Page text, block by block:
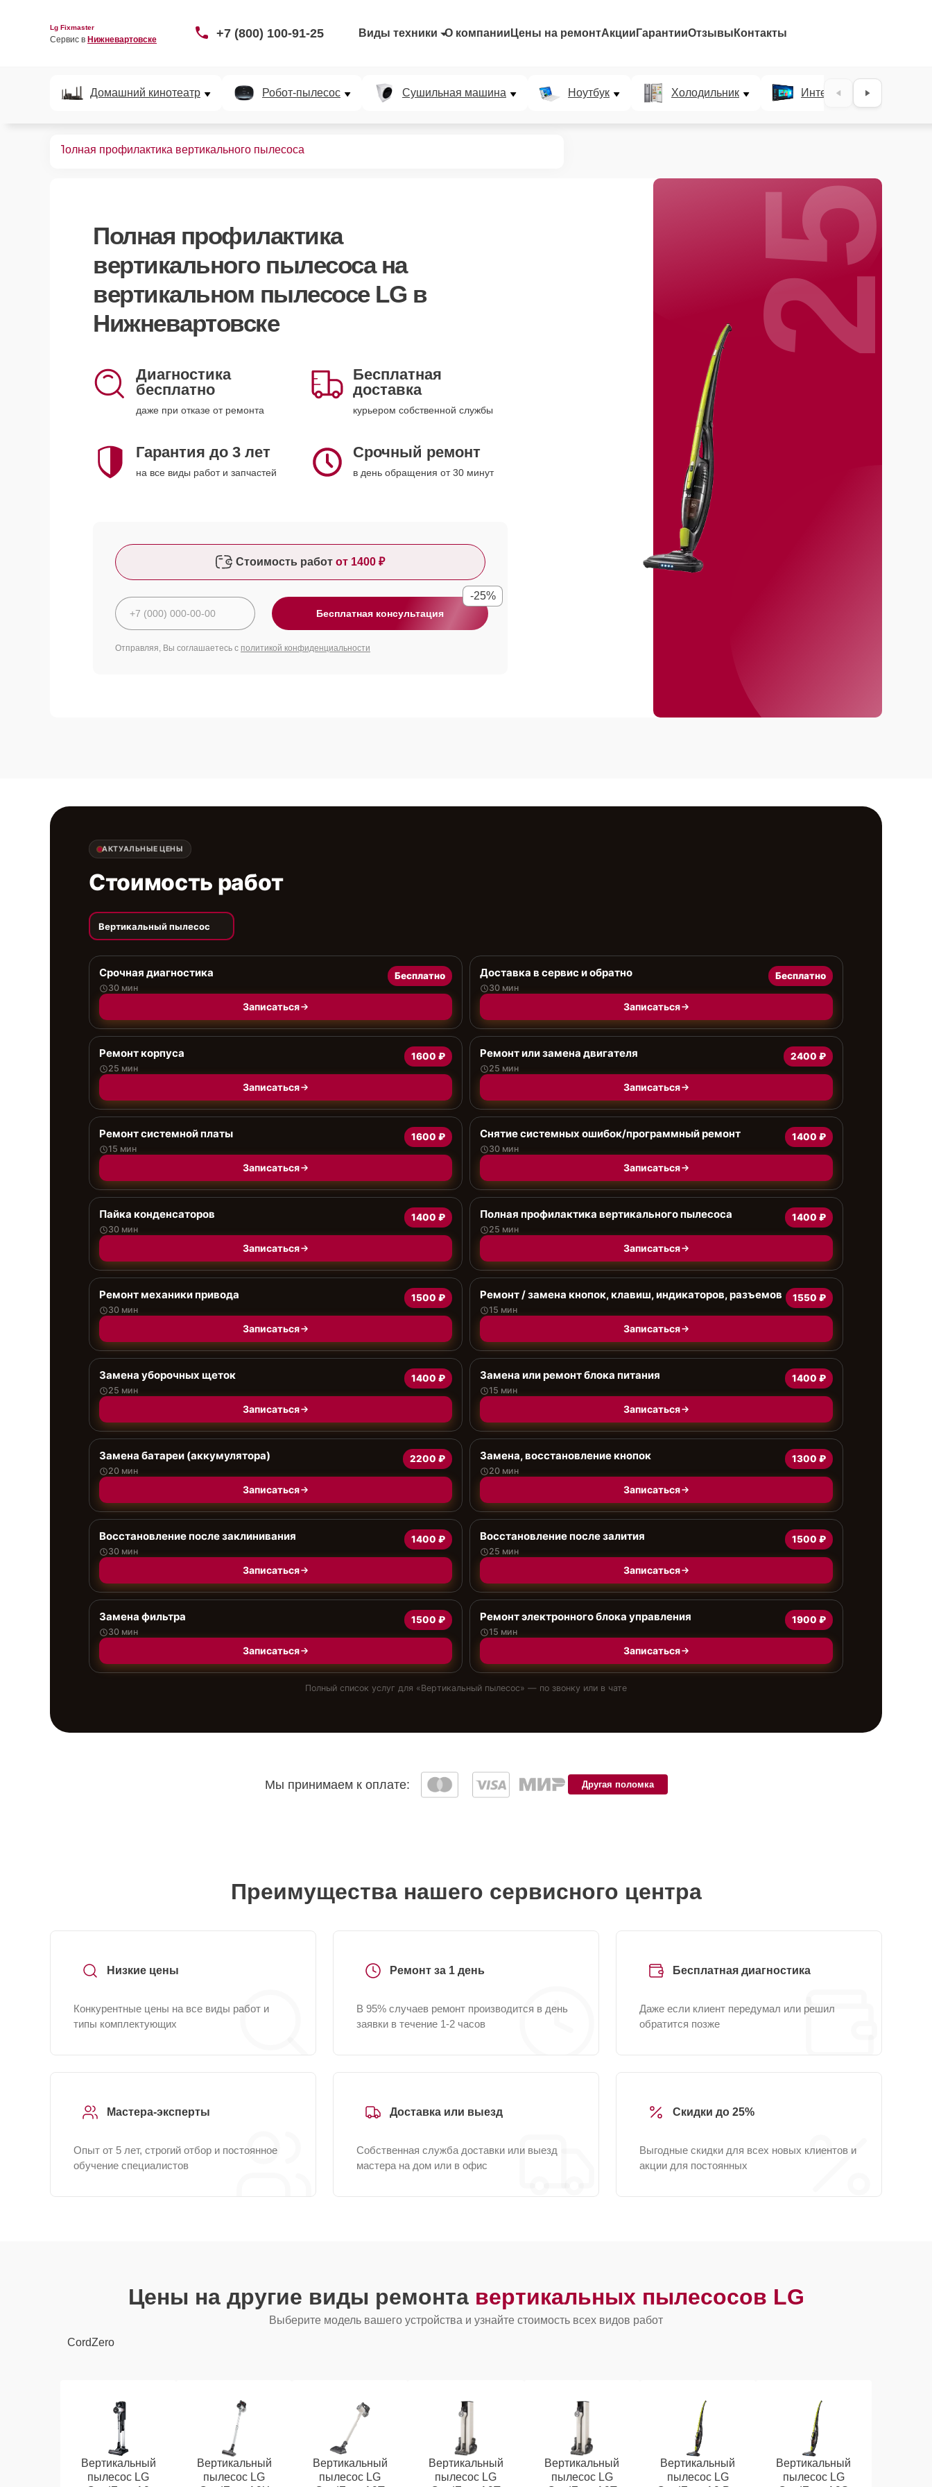
Lg Fixmaster
Сервис в Нижневартовске +7 (800) 100-91-25 Виды техники О компании Цены на ремонтАкции ГарантииОтзывы Контакты
Домашний кинотеатр Робот-пылесос Сушильная машина Ноутбук Холодильник Интерактивные панели
Полная профилактика вертикального пылесоса
Полная профилактика
вертикального пылесосана
вертикальном пылесосе LG в
Нижневартовске
Диагностика
бесплатно
даже при отказе от ремонта
Бесплатная
доставка
курьером собственной службы
Гарантия до 3 лет
на все виды работ и запчастей
Срочный ремонт
в день обращения от 30 минут
Стоимость работ от 1400 ₽
Бесплатная консультация
-25%
Отправляя, Вы соглашаетесь с политикой конфиденциальности
25%
АКТУАЛЬНЫЕ ЦЕНЫ
Стоимость работ
Вертикальный пылесос
Срочная диагностика
30 мин
Бесплатно
Записаться
Доставка в сервис и обратно
30 мин
Бесплатно
Записаться
Ремонт корпуса
25 мин
1600 ₽
Записаться
Ремонт или замена двигателя
25 мин
2400 ₽
Записаться
Ремонт системной платы
15 мин
1600 ₽
Записаться
Снятие системных ошибок/программный ремонт
30 мин
1400 ₽
Записаться
Пайка конденсаторов
30 мин
1400 ₽
Записаться
Полная профилактика вертикального пылесоса
25 мин
1400 ₽
Записаться
Ремонт механики привода
30 мин
1500 ₽
Записаться
Ремонт / замена кнопок, клавиш, индикаторов, разъемов
15 мин
1550 ₽
Записаться
Замена уборочных щеток
25 мин
1400 ₽
Записаться
Замена или ремонт блока питания
15 мин
1400 ₽
Записаться
Замена батареи (аккумулятора)
20 мин
2200 ₽
Записаться
Замена, восстановление кнопок
20 мин
1300 ₽
Записаться
Восстановление после заклинивания
30 мин
1400 ₽
Записаться
Восстановление после залития
25 мин
1500 ₽
Записаться
Замена фильтра
30 мин
1500 ₽
Записаться
Ремонт электронного блока управления
15 мин
1900 ₽
Записаться
Полный список услуг для «Вертикальный пылесос» — по звонку или в чате
Мы принимаем к оплате: Другая поломка
Преимущества нашего сервисного центра
Низкие цены
Конкурентные цены на все виды работ и
типы комплектующих
Ремонт за 1 день
В 95% случаев ремонт производится в день
заявки в течение 1-2 часов
Бесплатная диагностика
Даже если клиент передумал или решил
обратится позже
Мастера-эксперты
Опыт от 5 лет, строгий отбор и постоянное
обучение специалистов
Доставка или выезд
Собственная служба доставки или выезд
мастера на дом или в офис
Скидки до 25%
Выгодные скидки для всех новых клиентов и
акции для постоянных
Цены на другие виды ремонта вертикальных пылесосов LG
Выберите модель вашего устройства и узнайте стоимость всех видов работ
CordZero
Вертикальный
пылесос LG
Вертикальный
пылесос LG
Вертикальный
пылесос LG
Вертикальный
пылесос LG
Вертикальный
пылесос LG
Вертикальный
пылесос LG
Вертикальный
пылесос LG